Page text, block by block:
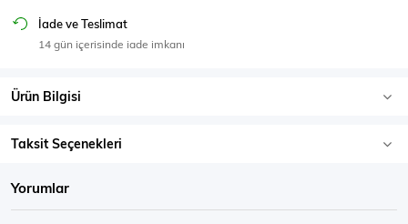
İade ve Teslimat
14 gün içerisinde iade imkanı
Ürün Bilgisi
Taksit Seçenekleri
Yorumlar